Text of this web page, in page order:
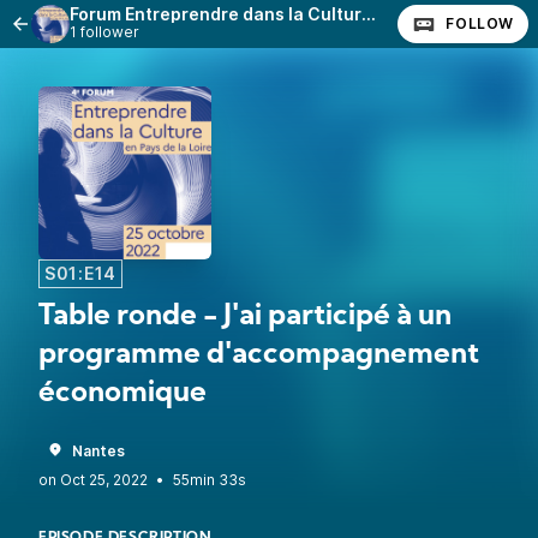
Forum Entreprendre dans la Culture en Pays de la Loire – Paroles d’entrepreneurs
1 follower FOLLOW
S01:E14
Table ronde - J'ai participé à un
programme d'accompagnement
économique
Nantes
• 55min 33s